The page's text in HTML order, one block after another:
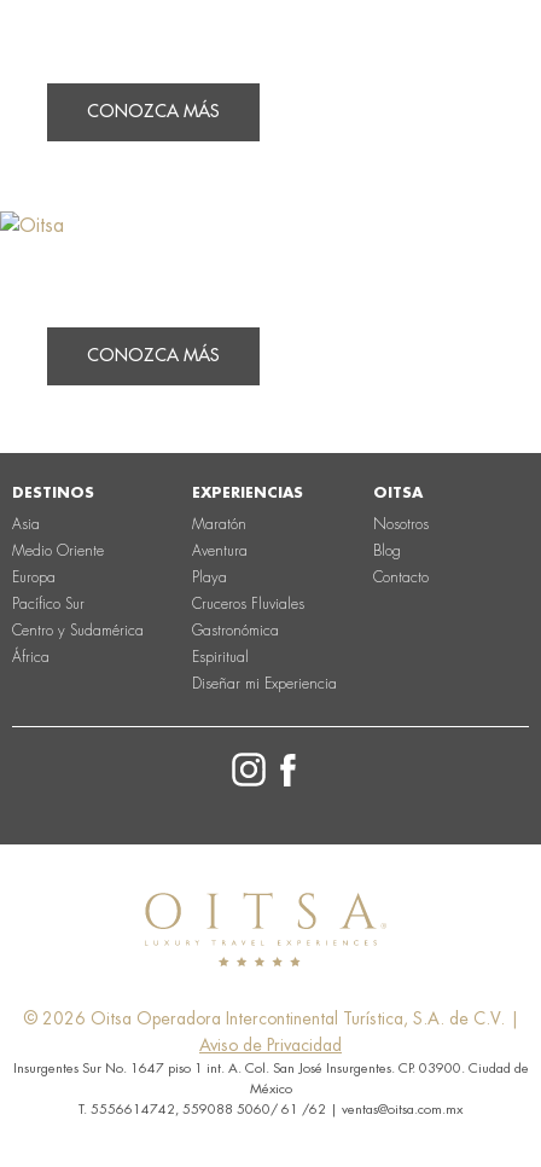
CONOZCA MÁS
CONOZCA MÁS
DESTINOS
Asia
Medio Oriente
Europa
Pacífico Sur
Centro y Sudamérica
África
EXPERIENCIAS
Maratón
Aventura
Playa
Cruceros Fluviales
Gastronómica
Espiritual
Diseñar mi Experiencia
OITSA
Nosotros
Blog
Contacto
© 2026 Oitsa Operadora Intercontinental Turística, S.A. de C.V. |
Aviso de Privacidad
Insurgentes Sur No. 1647 piso 1 int. A. Col. San José Insurgentes. CP. 03900. Ciudad de
México
T. 5556614742, 559088 5060/ 61 /62 | ventas@oitsa.com.mx